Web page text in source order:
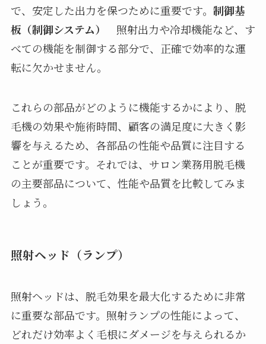
で、安定した出力を保つために重要です。 制御基
板（制御システム）
照射出力や冷却機能など、す
べての機能を制御する部分で、正確で効率的な運
転に欠かせません。
これらの部品がどのように機能するかにより、脱
毛機の効果や施術時間、顧客の満足度に大きく影
響を与えるため、各部品の性能や品質に注目する
ことが重要です。それでは、サロン業務用脱毛機
の主要部品について、性能や品質を比較してみま
しょう。
照射ヘッド（ランプ）
照射ヘッドは、脱毛効果を最大化するために非常
に重要な部品です。照射ランプの性能によって、
どれだけ効率よく毛根にダメージを与えられるか